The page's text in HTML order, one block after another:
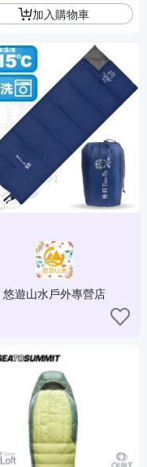
加入購物車
悠遊山水戶外專營店